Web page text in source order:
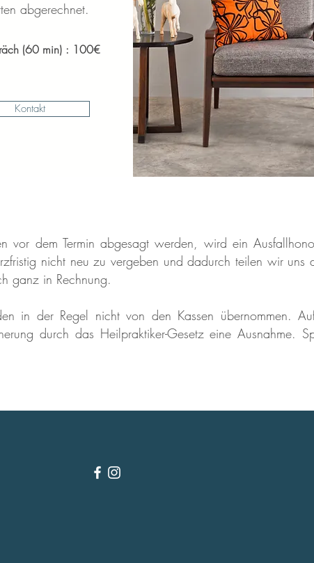
abgerechnet.
(60 min) : 100€
Kontakt
vor dem Termin abgesagt werden, wird ein
nicht neu zu vergeben und dadurch teilen wir uns
ganz in Rechnung.
in der Regel nicht von den Kassen übernommen.
durch das Heilpraktiker-Gesetz eine Ausnahme.